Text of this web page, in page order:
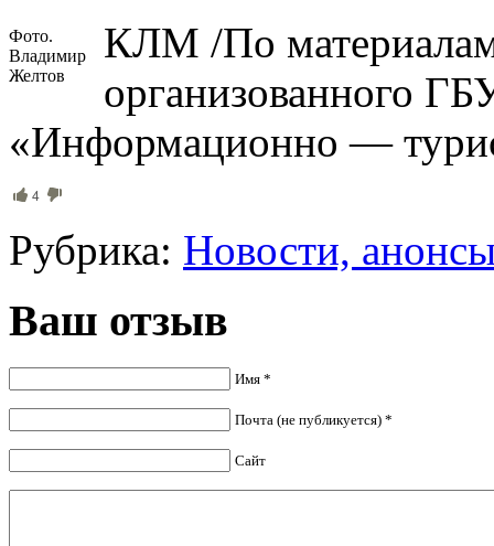
Фото.
Владимир
Желтов
КЛМ /По
организованного
«Информационно —
4
Рубрика: Новости,
Ваш отзыв
Имя *
Почта (не публикуется) *
Сайт